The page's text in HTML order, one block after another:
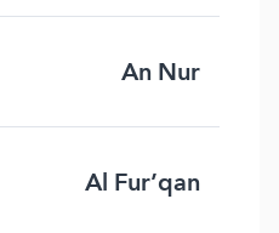
An Nur
Al Fur’qan